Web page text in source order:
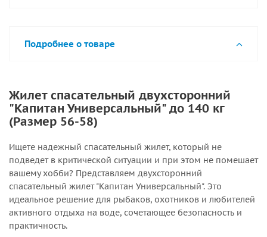
Подробнее о товаре
Жилет спасательный двухсторонний
"Капитан Универсальный" до 140 кг
(Размер 56-58)
Ищете надежный спасательный жилет, который не
подведет в критической ситуации и при этом не помешает
вашему хобби? Представляем двухсторонний
спасательный жилет "Капитан Универсальный". Это
идеальное решение для рыбаков, охотников и любителей
активного отдыха на воде, сочетающее безопасность и
практичность.